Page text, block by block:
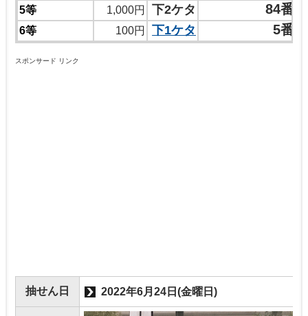
5等 1,000円 下2ケタ 84番
6等 100円 下1ケタ 5番
スポンサード リンク
抽せん日 2022年6月24日(金曜日)